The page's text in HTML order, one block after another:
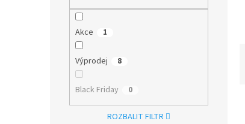
Akce 1
Výprodej 8
Black Friday 0
ROZBALIT FILTR